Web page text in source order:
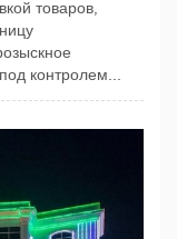
товаров,
контролем...